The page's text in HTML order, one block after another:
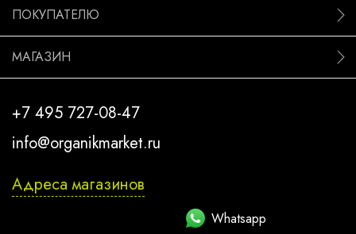
ПОКУПАТЕЛЮ
МАГАЗИН
+7 495 727-08-47
info@organikmarket.ru
Адреса магазинов
Whatsapp